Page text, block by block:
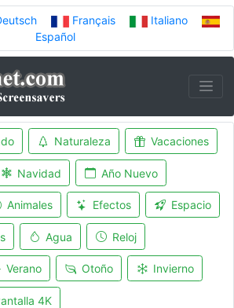
Français
Italiano
Español
Naturaleza Vacaciones
Navidad Año Nuevo
Animales Efectos Espacio
Agua Reloj
Verano Otoño Invierno
4K